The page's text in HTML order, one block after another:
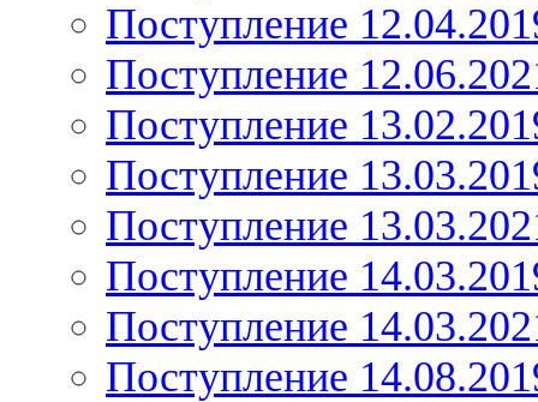
Поступление
Поступление
Поступление
Поступление
Поступление
Поступление
Поступление
Поступление